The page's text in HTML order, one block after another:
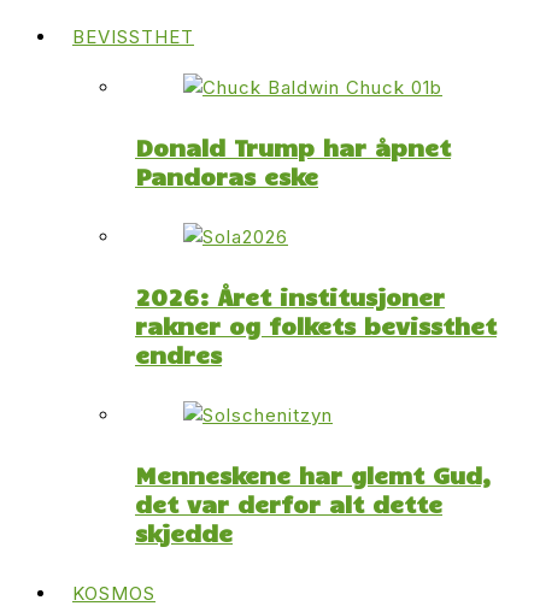
BEVISSTHET
Donald Trump har åpnet
Pandoras eske
2026: Året institusjoner
rakner og folkets bevissthet
endres
Menneskene har glemt Gud,
det var derfor alt dette
skjedde
KOSMOS